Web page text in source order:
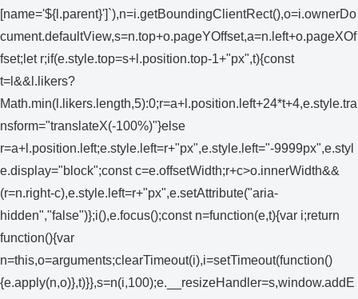
[name='${l.parent}']`),n=i.getBoundingClientRect(),o=i.ownerDo
cument.defaultView,s=n.top+o.pageYOffset,a=n.left+o.pageXOf
fset;let r;if(e.style.top=s+l.position.top-1+"px",t){const
t=l&&l.likers?
Math.min(l.likers.length,5):0;r=a+l.position.left+24*t+4,e.style.tra
nsform="translateX(-100%)"}else
r=a+l.position.left;e.style.left=r+"px",e.style.left="-9999px",e.styl
e.display="block";const c=e.offsetWidth;r+c>o.innerWidth&&
(r=n.right-c),e.style.left=r+"px",e.setAttribute("aria-
hidden","false")};i(),e.focus();const n=function(e,t){var i;return
function(){var
n=this,o=arguments;clearTimeout(i),i=setTimeout(function()
{e.apply(n,o)},t)}},s=n(i,100);e.__resizeHandler=s,window.addE